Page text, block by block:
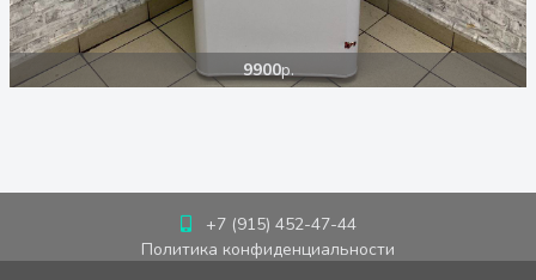
9900р.
+7 (915) 452-47-44
Политика конфиденциальности